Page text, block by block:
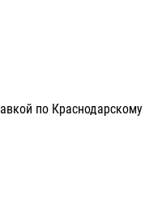
по Краснодарскому